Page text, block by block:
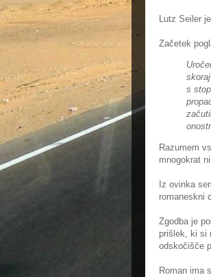
Lutz Seiler
Začetek
s
Razumem
mnogokrat
Iz ovinka
romaneskni
Zgodba je
prišlek, ki si
odskočišče
Roman ima